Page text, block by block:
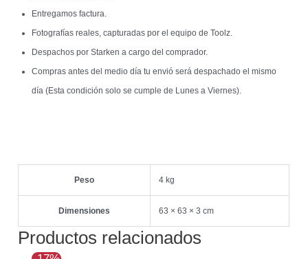
Entregamos factura.
Fotografías reales, capturadas por el equipo de Toolz.
Despachos por Starken a cargo del comprador.
Compras antes del medio día tu envió será despachado el mismo
día (Esta condición solo se cumple de Lunes a Viernes).
Peso 4 kg
Dimensiones 63 × 63 × 3 cm
Productos relacionados